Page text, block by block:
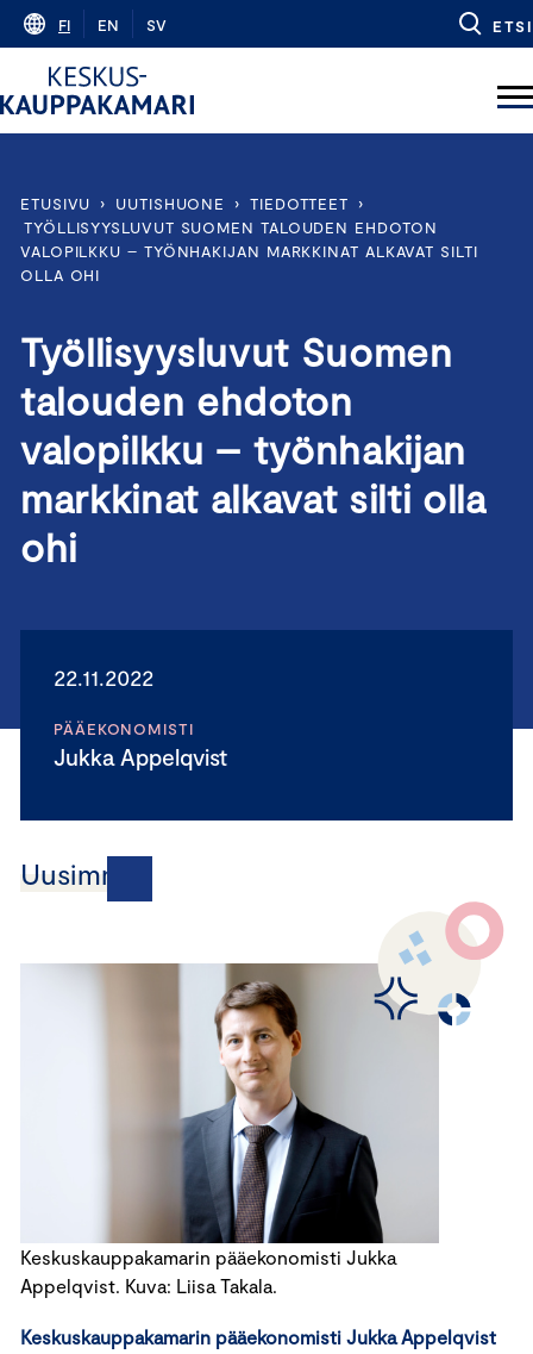
Skip
content
FI EN SV ETSI
ETUSIVU › UUTISHUONE › TIEDOTTEET
›
TYÖLLISYYSLUVUT SUOMEN TALOUDEN EHDOTON
VALOPILKKU – TYÖNHAKIJAN MARKKINAT ALKAVAT SILTI
OLLA OHI
Työllisyysluvut Suomen
talouden ehdoton
valopilkku – työnhakijan
markkinat alkavat silti olla
ohi
22.11.2022
PÄÄEKONOMISTI
Jukka Appelqvist
Uusimmat
Keskuskauppakamarin pääekonomisti Jukka
Appelqvist. Kuva: Liisa Takala.
Keskuskauppakamarin pääekonomisti Jukka Appelqvist